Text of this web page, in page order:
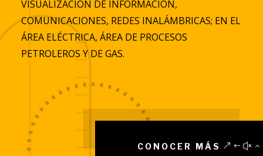
VISUALIZACIÓN DE INFORMACIÓN,
COMUNICACIONES, REDES INALÁMBRICAS; EN EL
ÁREA ELÉCTRICA, ÁREA DE PROCESOS
PETROLEROS Y DE GAS.
CONOCER MÁS